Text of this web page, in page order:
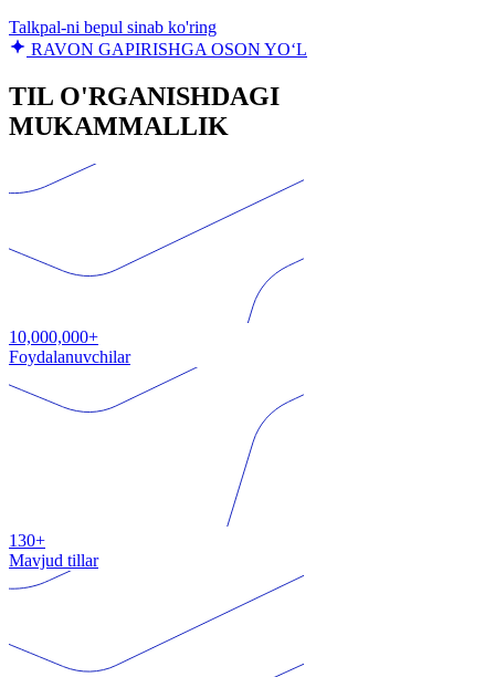
Talkpal-ni bepul sinab ko'ring
RAVON GAPIRISHGA OSON YO‘L
TIL O'RGANISHDAGI
MUKAMMALLIK
10,000,000+
Foydalanuvchilar
130+
Mavjud tillar